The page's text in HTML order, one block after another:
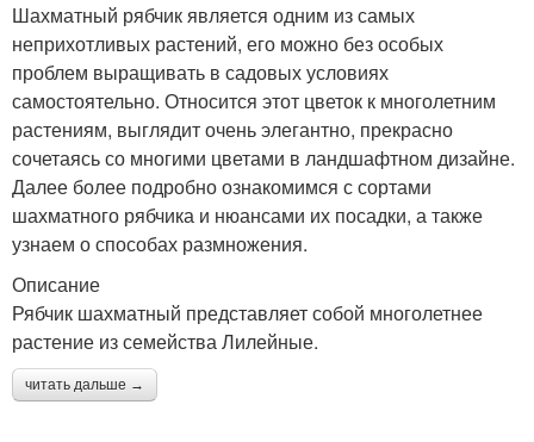
Шахматный рябчик является одним из самых
неприхотливых растений, его можно без особых
проблем выращивать в садовых условиях
самостоятельно. Относится этот цветок к многолетним
растениям, выглядит очень элегантно, прекрасно
сочетаясь со многими цветами в ландшафтном дизайне.
Далее более подробно ознакомимся с сортами
шахматного рябчика и нюансами их посадки, а также
узнаем о способах размножения.
Описание
Рябчик шахматный представляет собой многолетнее
растение из семейства Лилейные.
читать дальше →